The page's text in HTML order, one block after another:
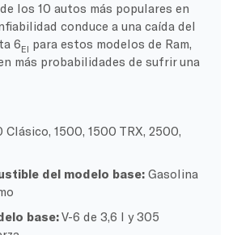
los 10 autos más populares en
conduce a una caída del
6El para estos modelos de Ram,
más probabilidades de sufrir una
Clásico, 1500, 1500 TRX, 2500,
del modelo base: Gasolina
base:V-6 de 3,6 l y 305